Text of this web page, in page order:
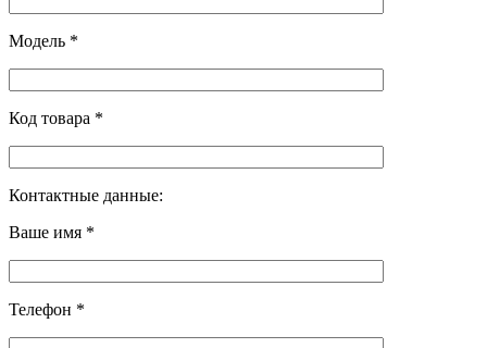
Модель *
Код товара *
Контактные данные:
Ваше имя *
Телефон *